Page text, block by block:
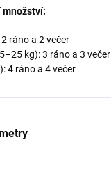
množství:
ráno a 2 večer
kg): 3 ráno a 3 večer
4 ráno a 4 večer